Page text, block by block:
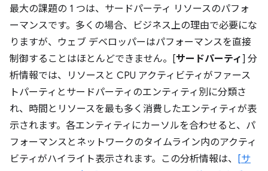
最大の課題の 1 つは、サードパーティ リソースのパフォ
ーマンスです。多くの場合、ビジネス上の理由で必要にな
りますが、ウェブ デベロッパーはパフォーマンスを直接
制御することはほとんどできません。[サードパーティ ] 分
析情報では、リソースと CPU アクティビティがファース
トパーティとサードパーティのエンティティ別に分類さ
れ、時間とリソースを最も多く消費したエンティティが表
示されます。各エンティティにカーソルを合わせると、パ
フォーマンスとネットワークのタイムライン内のアクティ
ビティがハイライト表示されます。この分析情報は、
[サ